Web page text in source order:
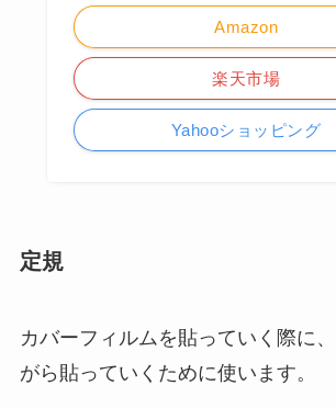
Amazon
楽天市場
Yahooショッピング
定規
カバーフィルムを貼っていく際に
がら貼っていくために使います。